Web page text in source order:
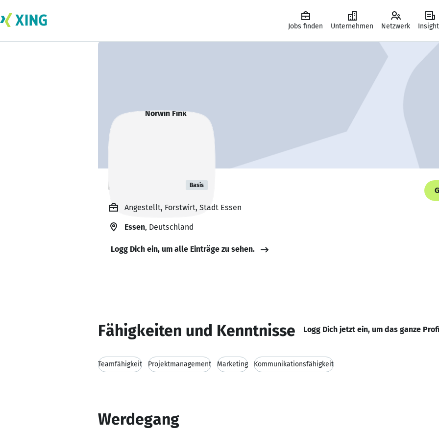
Jobs finden Unternehmen Netzwerk
Norwin Fink Basis
Angestellt, Forstwirt, Stadt Essen
Essen, Deutschland
Logg Dich ein, um alle Einträge zu sehen.
Fähigkeiten und Kenntnisse Logg Dich jetzt ein, um das ganze
Teamfähigkeit Projektmanagement Marketing Kommunikationsfähigkeit
Werdegang